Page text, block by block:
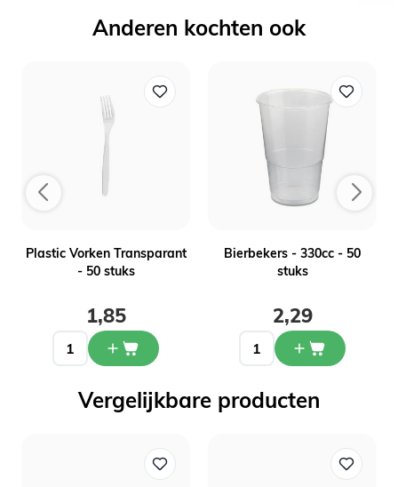
Anderen kochten ook
Plastic Vorken Transparant
- 50 stuks
1,85
Bierbekers - 330cc - 50
stuks
2,29
Vergelijkbare producten